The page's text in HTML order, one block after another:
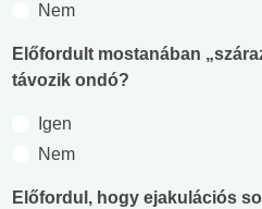
Nem
Előfordult mostanában
távozik ondó?
Igen
Nem
Előfordul, hogy ejakulációs